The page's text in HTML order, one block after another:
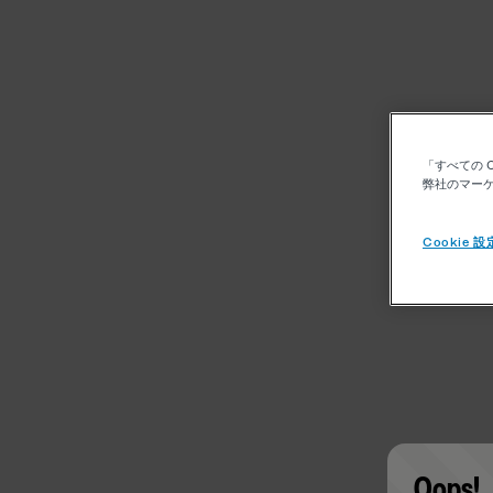
「すべての
弊社のマー
Cookie 設